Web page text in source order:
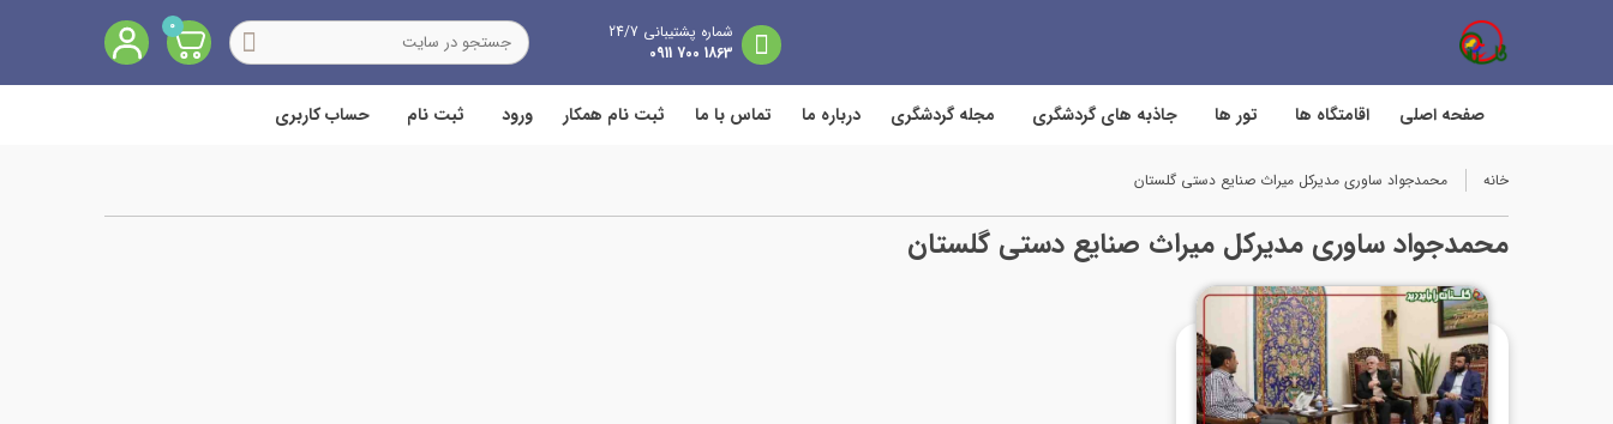
شماره پشتیبانی 24/7
1863 700 0911
0
صفحه اصلی اقامتگاه ها تور ها جاذبه های گردشگری مجله گردشگری درباره ما تماس با ما ثبت نام همکار ورود ثبت نام حساب کاربری
خانه محمدجواد ساوری مدیرکل میراث صنایع دستی گلستان
محمدجواد ساوری مدیرکل میراث صنایع دستی گلستان